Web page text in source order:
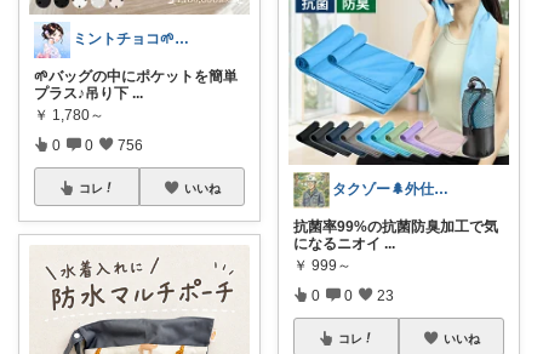
ミントチョコ🌱いつもありがとう
🌱バッグの中にポケットを簡単
プラス♪吊り下 ...
￥ 1,780～
0 0 756
コレ いいね タクゾー🌲外仕事を快適にしたい
抗菌率99%の抗菌防臭加工で気
になるニオイ ...
￥ 999～
0 0 23
コレ いいね